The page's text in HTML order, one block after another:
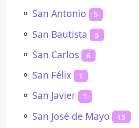
⚬ San Antonio 5
⚬ San Bautista 5
⚬ San Carlos 6
⚬ San Félix 1
⚬ San Javier 1
⚬ San José de Mayo 15